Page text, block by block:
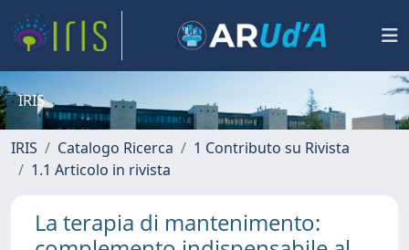
IRIS
IRIS Catalogo Ricerca
1 Contributo su Rivista
1.1 Articolo in rivista
La terapia di mantenimento: